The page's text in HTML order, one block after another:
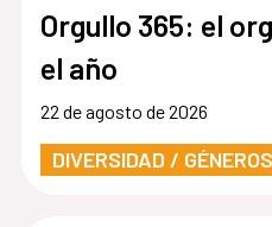
Orgullo 365: el
el año
22 de agosto de 2026
DIVERSIDAD / GÉNEROS